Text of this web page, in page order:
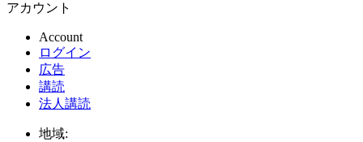
アカウント
Account
ログイン
広告
講読
法人講読
地域: